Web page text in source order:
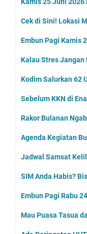
Cek di Sini! Lokasi
Embun Pagi Kamis
Kalau Stres Jangan
Kodim Salurkan 62
Sebelum KKN di
Rakor Bulanan
Agenda Kegiatan
Jadwal Samsat
SIM Anda Habis?
Embun Pagi Rabu
Mau Puasa Tasua